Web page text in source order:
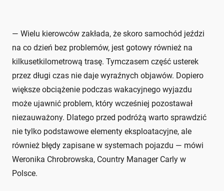
— Wielu kierowców zakłada, że skoro samochód jeździ
na co dzień bez problemów, jest gotowy również na
kilkusetkilometrową trasę. Tymczasem część usterek
przez długi czas nie daje wyraźnych objawów. Dopiero
większe obciążenie podczas wakacyjnego wyjazdu
może ujawnić problem, który wcześniej pozostawał
niezauważony. Dlatego przed podróżą warto sprawdzić
nie tylko podstawowe elementy eksploatacyjne, ale
również błędy zapisane w systemach pojazdu — mówi
Weronika Chrobrowska, Country Manager Carly w
Polsce.